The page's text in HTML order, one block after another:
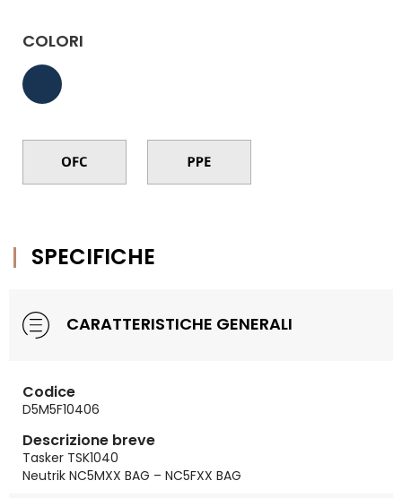
COLORI
SPECIFICHE
CARATTERISTICHE GENERALI
Codice
D5M5F10406
Descrizione breve
Tasker TSK1040
Neutrik NC5MXX BAG – NC5FXX BAG